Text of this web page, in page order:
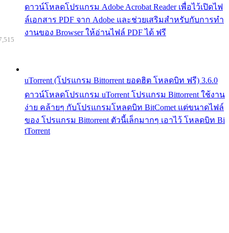
ดาวน์โหลดโปรแกรม Adobe Acrobat Reader เพื่อไว้เปิดไฟ
ล์เอกสาร PDF จาก Adobe และช่วยเสริมสำหรับกับการทำ
งานของ Browser ให้อ่านไฟล์ PDF ได้ ฟรี
uTorrent (โปรแกรม Bittorrent ยอดฮิต โหลดบิท ฟรี) 3.6.0
ดาวน์โหลดโปรแกรม uTorrent โปรแกรม Bittorrent ใช้งาน
ง่าย คล้ายๆ กับโปรแกรมโหลดบิท BitComet แต่ขนาดไฟล์
ของ โปรแกรม Bittorrent ตัวนี้เล็กมากๆ เอาไว้ โหลดบิท Bi
tTorrent